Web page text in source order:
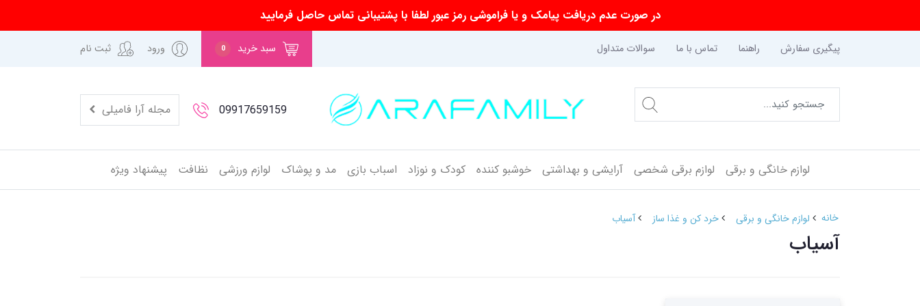
در صورت عدم دریافت پیامک و یا فراموشی رمز عبور لطفا با پشتیبانی تماس حاصل فرمایید
پیگیری سفارش راهنما تماس با ما سوالات متداول سبد خرید 0 ورود ثبت نام
09917659159 مجله آرا فامیلی
لوازم خانگی و برقی لوازم برقی شخصی آرایشی و بهداشتی خوشبو کننده کودک و نوزاد اسباب بازی مد و پوشاک لوازم ورزشی نظافت پیشنهاد ویژه
خانه لوازم خانگی و برقی خرد کن و غذا ساز آسیاب
آسیاب